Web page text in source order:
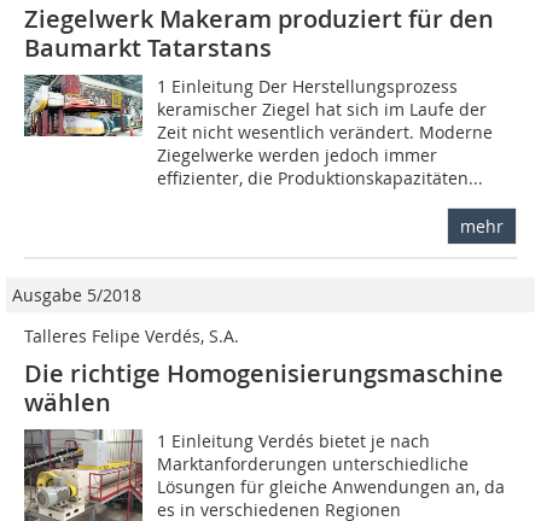
Ziegelwerk Makeram produziert für den
Baumarkt Tatarstans
1 Einleitung Der Herstellungsprozess
keramischer Ziegel hat sich im Laufe der
Zeit nicht wesentlich verändert. Moderne
Ziegelwerke ­werden jedoch immer
effizienter, die Produktionskapazitäten...
mehr
Ausgabe 5/2018
Talleres Felipe Verdés, S.A.
Die richtige Homogenisierungsmaschine
wählen
1 Einleitung Verdés bietet je nach
Marktanforderungen unterschiedliche
Lösungen für gleiche Anwendungen an, da
es in verschiedenen Regionen